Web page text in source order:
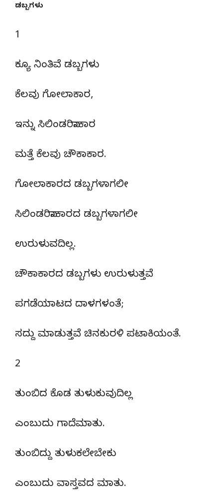
ಡಬ್ಬಗಳು
1
ಕ್ಯೂ ನಿಂತಿವೆ ಡಬ್ಬಗಳು
ಕೆಲವು ಗೋಲಾಕಾರ,
ಇನ್ನು ಸಿಲಿಂಡರಿನಾಕಾರ
ಮತ್ತೆ ಕೆಲವು ಚೌಕಾಕಾರ.
ಗೋಲಾಕಾರದ ಡಬ್ಬಗಳಾಗಲೀ
ಸಿಲಿಂಡರಿನಾಕಾರದ ಡಬ್ಬಗಳಾಗಲೀ
ಉರುಳುವದಿಲ್ಲ.
ಚೌಕಾಕಾರದ ಡಬ್ಬಗಳು ಉರುಳುತ್ತವೆ
ಪಗಡೆಯಾಟದ ದಾಳಗಳಂತೆ;
ಸದ್ದು ಮಾಡುತ್ತವೆ ಚಿನಕುರಳಿ ಪಟಾಕಿಯಂತೆ.
2
ತುಂಬಿದ ಕೊಡ ತುಳುಕುವುದಿಲ್ಲ
ಎಂಬುದು ಗಾದೆಮಾತು.
ತುಂಬಿದ್ದು ತುಳುಕಲೇಬೇಕು
ಎಂಬುದು ವಾಸ್ತವದ ಮಾತು.